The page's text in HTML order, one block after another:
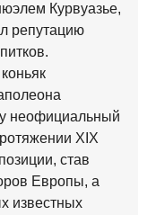
Курвуазье,
репутацию
неофициальный
XIX
став
Европы, а
известных